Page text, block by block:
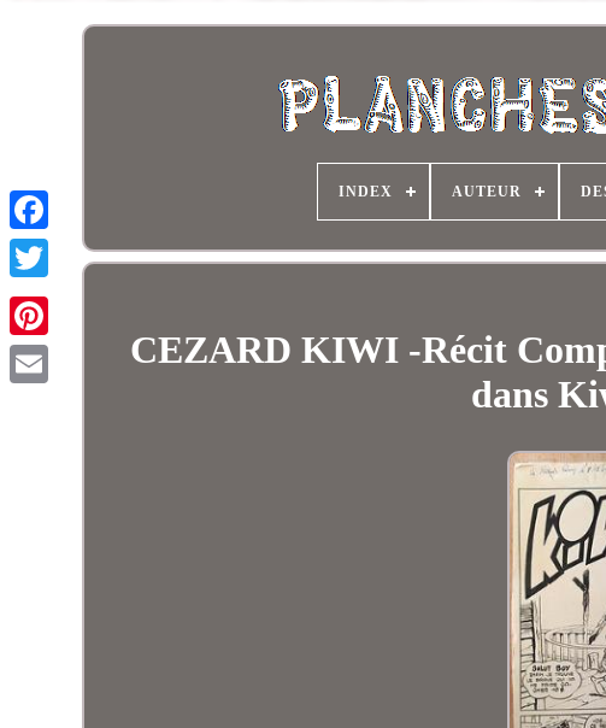
INDEX AUTEUR
CEZARD KIWI -Récit
dans